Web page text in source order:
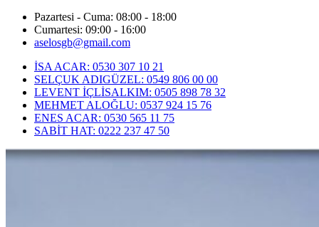
Pazartesi - Cuma: 08:00 - 18:00
Cumartesi: 09:00 - 16:00
aselosgb@gmail.com
İSA ACAR: 0530 307 10 21
SELÇUK ADIGÜZEL: 0549 806 00 00
LEVENT İÇLİSALKIM: 0505 898 78 32
MEHMET ALOĞLU: 0537 924 15 76
ENES ACAR: 0530 565 11 75
SABİT HAT: 0222 237 47 50